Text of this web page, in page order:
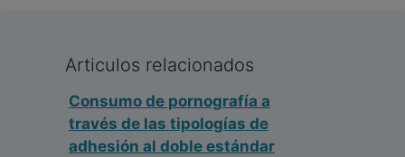
Articulos relacionados
Consumo de pornografía a
través de las tipologías de
adhesión al doble estándar